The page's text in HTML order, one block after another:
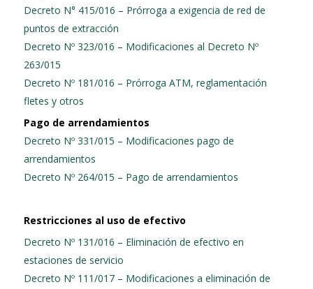
Decreto N° 415/016 – Prórroga a exigencia de red de
puntos de extracción
Decreto Nº 323/016 – Modificaciones al Decreto Nº
263/015
Decreto Nº 181/016 – Prórroga ATM, reglamentación
fletes y otros
Pago de arrendamientos
Decreto Nº 331/015 – Modificaciones pago de
arrendamientos
Decreto Nº 264/015 – Pago de arrendamientos
Restricciones al uso de efectivo
Decreto Nº 131/016 – Eliminación de efectivo en
estaciones de servicio
Decreto Nº 111/017 – Modificaciones a eliminación de